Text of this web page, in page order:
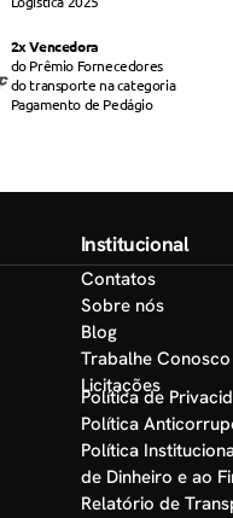
2x Vencedora
do Prêmio Fornecedores
do transporte na categoria
Pagamento de Pedágio
Institucional
Contatos
Sobre nós
Blog
Trabalhe Conosco
Licitações
Política de
Política
Política
Relatório de